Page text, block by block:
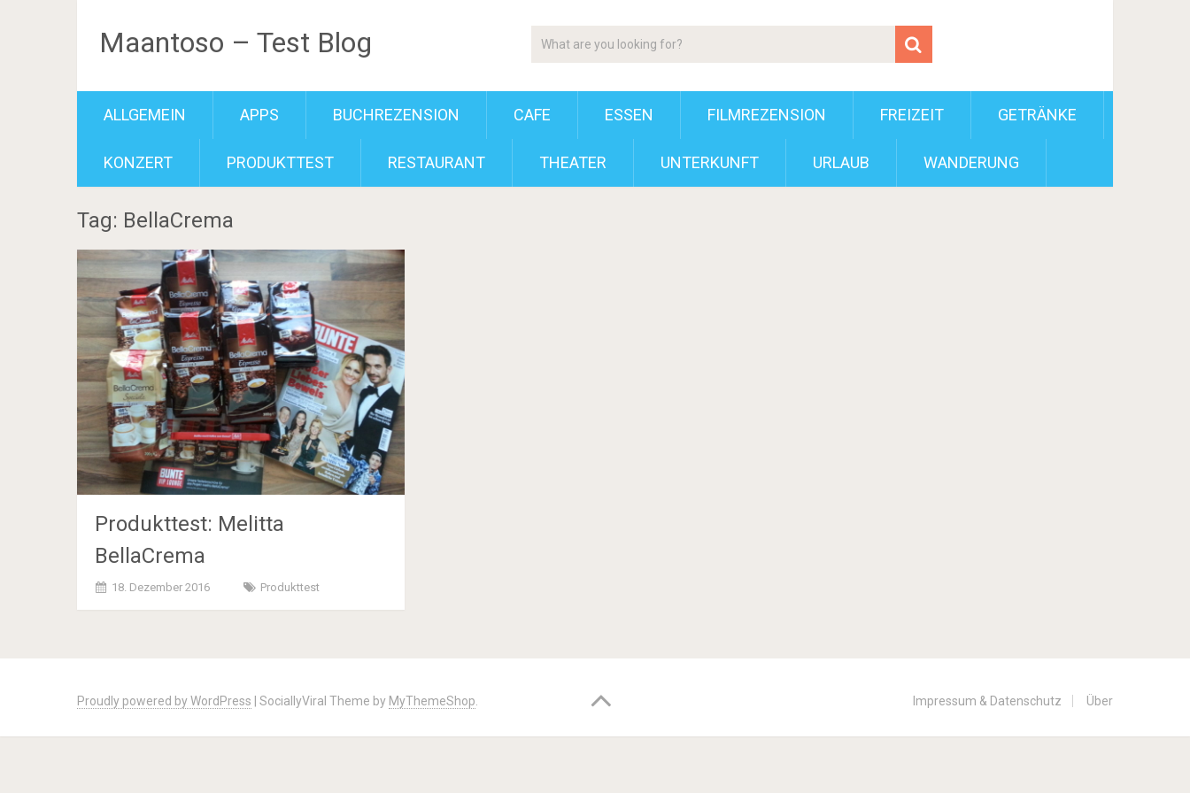
Maantoso – Test Blog
ALLGEMEIN APPS BUCHREZENSION CAFE ESSEN FILMREZENSION FREIZEIT GETRÄNKE
KONZERT PRODUKTTEST RESTAURANT THEATER UNTERKUNFT URLAUB WANDERUNG
Tag: BellaCrema
Produkttest: Melitta
BellaCrema
18. Dezember 2016 Produkttest
navigation
Proudly powered by WordPress SociallyViral Theme by MyThemeShop. Impressum & Datenschutz Über